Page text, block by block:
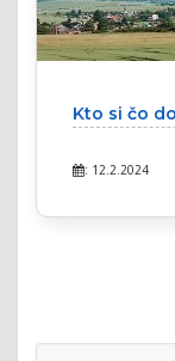
Kto si čo
: 12.2.2024